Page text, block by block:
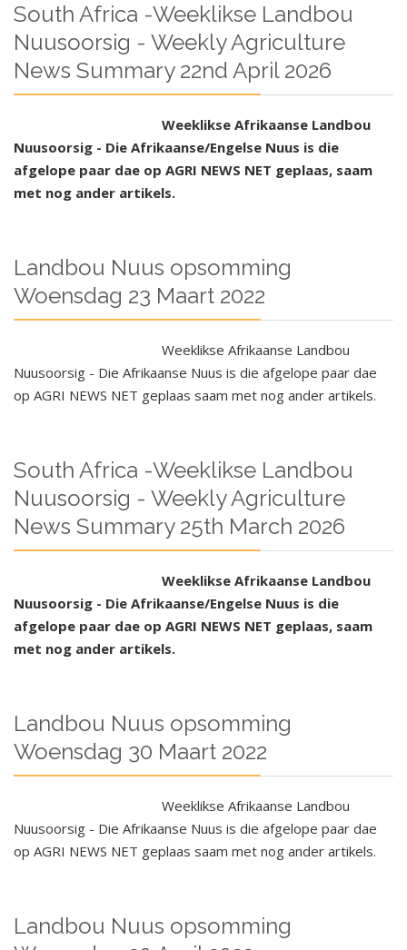
South Africa -Weeklikse Landbou
Nuusoorsig - Weekly Agriculture
News Summary 22nd April 2026
Weeklikse Afrikaanse Landbou
Nuusoorsig - Die Afrikaanse/Engelse Nuus is die
afgelope paar dae op AGRI NEWS NET geplaas, saam
met nog ander artikels.
Landbou Nuus opsomming
Woensdag 23 Maart 2022
Weeklikse Afrikaanse Landbou
Nuusoorsig - Die Afrikaanse Nuus is die afgelope paar dae
op AGRI NEWS NET geplaas saam met nog ander artikels.
South Africa -Weeklikse Landbou
Nuusoorsig - Weekly Agriculture
News Summary 25th March 2026
Weeklikse Afrikaanse Landbou
Nuusoorsig - Die Afrikaanse/Engelse Nuus is die
afgelope paar dae op AGRI NEWS NET geplaas, saam
met nog ander artikels.
Landbou Nuus opsomming
Woensdag 30 Maart 2022
Weeklikse Afrikaanse Landbou
Nuusoorsig - Die Afrikaanse Nuus is die afgelope paar dae
op AGRI NEWS NET geplaas saam met nog ander artikels.
Landbou Nuus opsomming